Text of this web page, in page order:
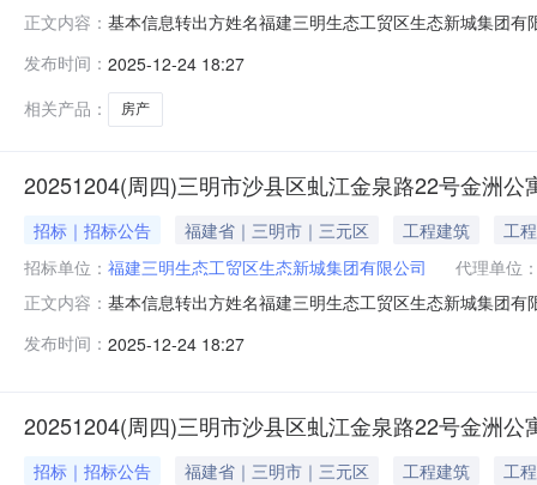
正文内容： 基本信息转出方姓名福建三明生态工贸区生态新城集团
途：城镇住宅用地/成套住宅，权利人：福建三明生态工
受让方缴纳保证金并
发布时间： 2025-12-24 18:27
相关产品：
房产
20251204(周四)三明市沙县区虬江金泉路22号金洲公
招标｜招标公告 福建省｜三明市｜三元区 工程建筑
工程
招标单位： 福建三明生态工贸区生态新城集团有限公司
代理单位
正文内容： 基本信息转出方姓名福建三明生态工贸区生态新城集团
途：城镇住宅用地/成套住宅，权利人：福建三明生态工
发布时间： 2025-12-24 18:27
20251204(周四)三明市沙县区虬江金泉路22号金洲公
招标｜招标公告 福建省｜三明市｜三元区 工程建筑
工程